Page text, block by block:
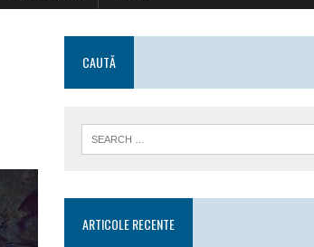
CAUTĂ
ARTICOLE RECENTE